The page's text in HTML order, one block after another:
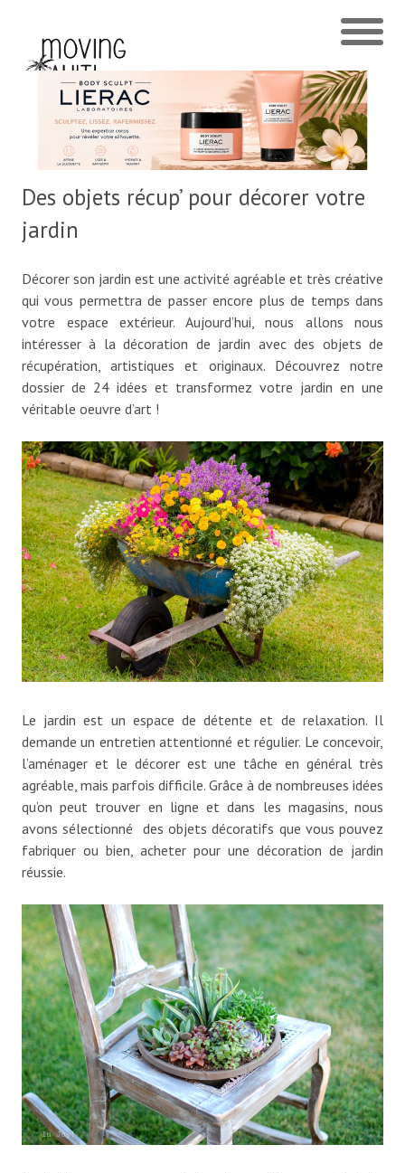
Des objets récup’ pour décorer votre
jardin
Décorer son jardin est une activité agréable et très créative
qui vous permettra de passer encore plus de temps dans
votre espace extérieur. Aujourd’hui, nous allons nous
intéresser à la décoration de jardin avec des objets de
récupération, artistiques et originaux. Découvrez notre
dossier de 24 idées et transformez votre jardin en une
véritable oeuvre d’art !
Le jardin est un espace de détente et de relaxation. Il
demande un entretien attentionné et régulier. Le concevoir,
l’aménager et le décorer est une tâche en général très
agréable, mais parfois difficile. Grâce à de nombreuses idées
qu’on peut trouver en ligne et dans les magasins, nous
avons sélectionné des objets décoratifs que vous pouvez
fabriquer ou bien, acheter pour une décoration de jardin
réussie.